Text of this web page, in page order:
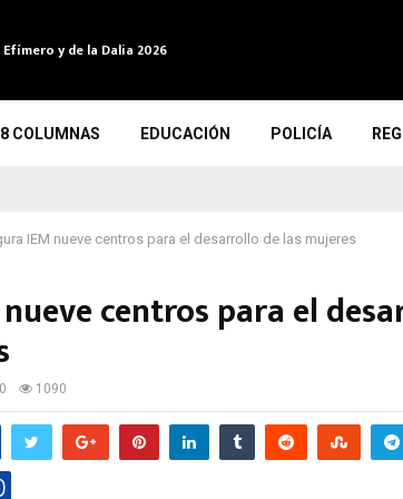
y de la Dalia 2026
8 COLUMNAS EDUCACIÓN POLICÍA
IEM nueve centros para el desarrollo de las mujeres
centros para el
0 1090